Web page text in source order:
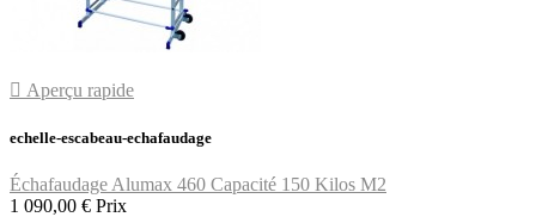
 Aperçu rapide
echelle-escabeau-echafaudage
Échafaudage Alumax 460 Capacité 150 Kilos M2
1 090,00 € Prix